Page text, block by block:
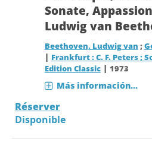
Sonate,
Ludwig van
Beethoven, Ludwig van ;
| Frankfurt : C. F. Peters ;
Edition Classic| 1973
Más información...
Réserver
Disponible